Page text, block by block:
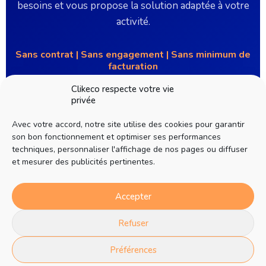
Clikeco respecte votre vie
privée
Avec votre accord, notre site utilise des cookies pour garantir
son bon fonctionnement et optimiser ses performances
techniques, personnaliser l'affichage de nos pages ou diffuser
et mesurer des publicités pertinentes.
Accepter
Refuser
Préférences
besoins et vous propose la solution adaptée à votre
activité.
Sans contrat | Sans engagement | Sans minimum de
facturation
clikeco-est@clikeco.com
📞03 89 74 28 22
1f rue de Kingersheim, 68120 Richwiller